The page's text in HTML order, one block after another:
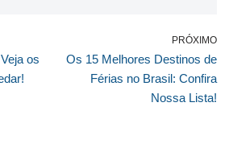
os
PRÓXIMO
Os 15 Melhores Destinos de
Férias no Brasil: Confira
Nossa Lista!